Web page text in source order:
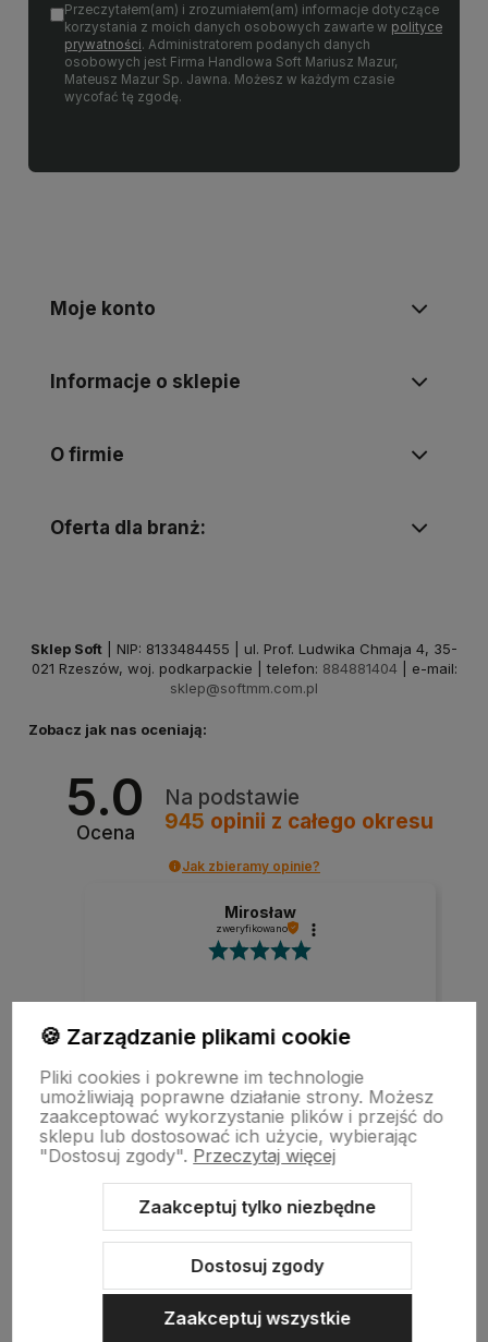
Przeczytałem(am) i zrozumiałem(am) informacje dotyczące
korzystania z moich danych osobowych zawarte w polityce
prywatności. Administratorem podanych danych
osobowych jest Firma Handlowa Soft Mariusz Mazur,
Mateusz Mazur Sp. Jawna. Możesz w każdym czasie
wycofać tę zgodę.
Moje konto
Informacje o sklepie
O firmie
Oferta dla branż:
Sklep Soft | NIP: 8133484455 | ul. Prof. Ludwika Chmaja 4, 35-
021 Rzeszów, woj. podkarpackie | telefon: 884881404 | e-mail:
sklep@softmm.com.pl
Zobacz jak nas oceniają:
5.0
Ocena
Na podstawie
945 opinii z całego okresu
Jak zbieramy opinie?
Mirosław
zweryfikowano
Szybka realizacja zamówienia.
w tym miesiącu
zebranych i zweryfikowanych przez
🍪 Zarządzanie plikami cookie
Pliki cookies i pokrewne im technologie
umożliwiają poprawne działanie strony. Możesz
zaakceptować wykorzystanie plików i przejść do
sklepu lub dostosować ich użycie, wybierając
"Dostosuj zgody". Przeczytaj więcej
Zaakceptuj tylko niezbędne
Dostosuj zgody
Zaakceptuj wszystkie